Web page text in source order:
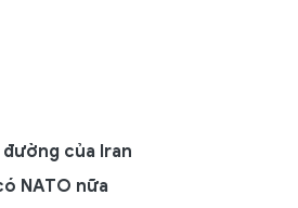
của Iran
NATO nữa